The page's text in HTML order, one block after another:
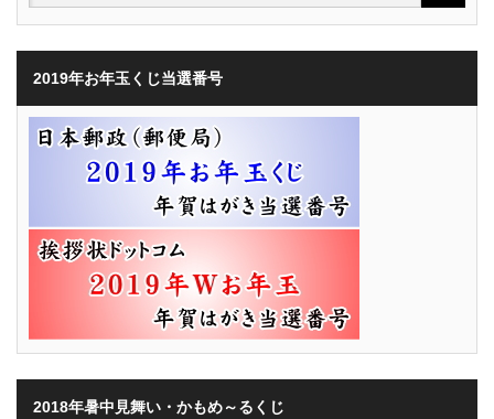
2019年お年玉くじ当選番号
2018年暑中見舞い・かもめ～るくじ